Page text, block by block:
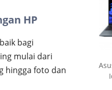
HP
bagi
mulai dari
hingga foto dan